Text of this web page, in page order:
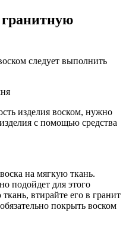
следует выполнить
изделия воском, нужно
с помощью средства
на мягкую ткань.
подойдет для этого
втирайте его в гранит
покрыть воском